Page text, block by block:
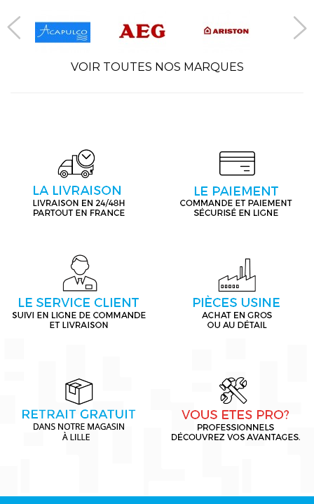
VOIR TOUTES NOS MARQUES